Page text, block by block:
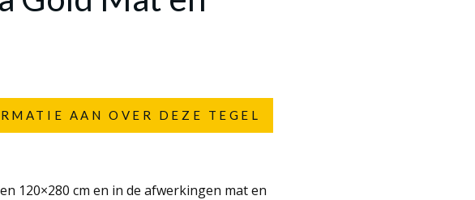
AAN OVER DEZE TEGEL
120×280 cm en in de afwerkingen mat en